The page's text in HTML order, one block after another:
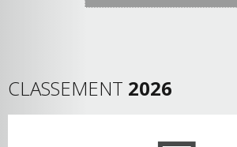
CLASSEMENT 2026